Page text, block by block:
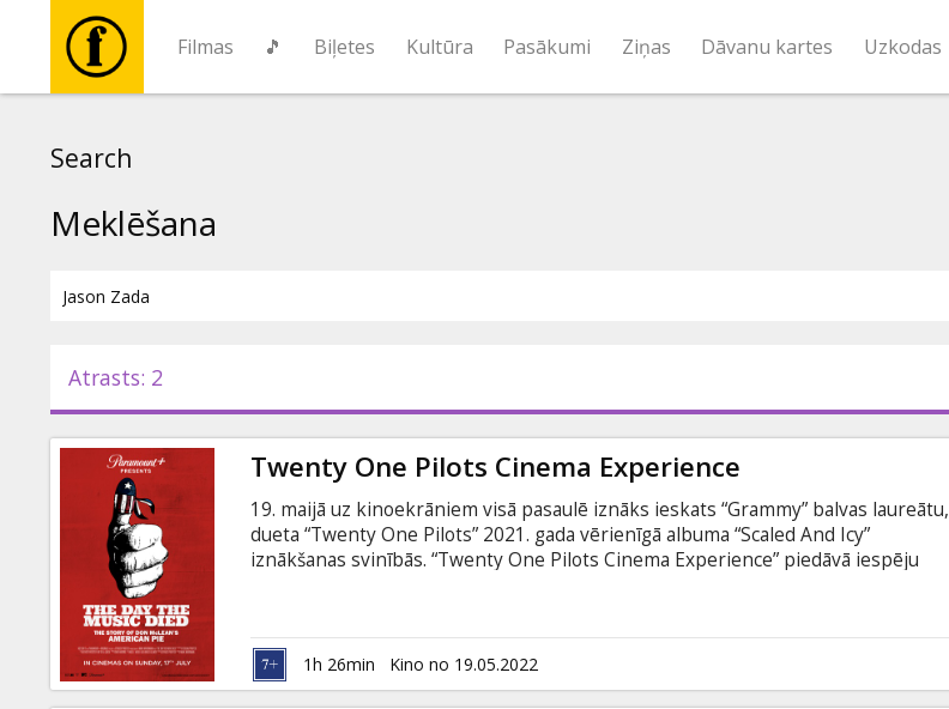
Filmas 🎵 Biļetes Kultūra Pasākumi Ziņas Dāvanu kartes Uzkodas
Pasākumi
Dāvanu
kartes
Uzkodas
Search
Meklēšana
Atrasts: 2
Twenty One Pilots Cinema Experience
19. maijā uz kinoekrāniem visā pasaulē iznāks ieskats “Grammy” balvas laureātu,
dueta “Twenty One Pilots” 2021. gada vērienīgā albuma “Scaled And Icy”
iznākšanas svinībās. “Twenty One Pilots Cinema Experience” piedāvā iespēju
materiāli ļauj iegrimt šīs ārkārtīgi radošās grupas eklektiskajā daiļradē un iztēlē.
Koncerts angļu valodā ar subtitriem angļu valodā.
1h 26min Kino no 19.05.2022